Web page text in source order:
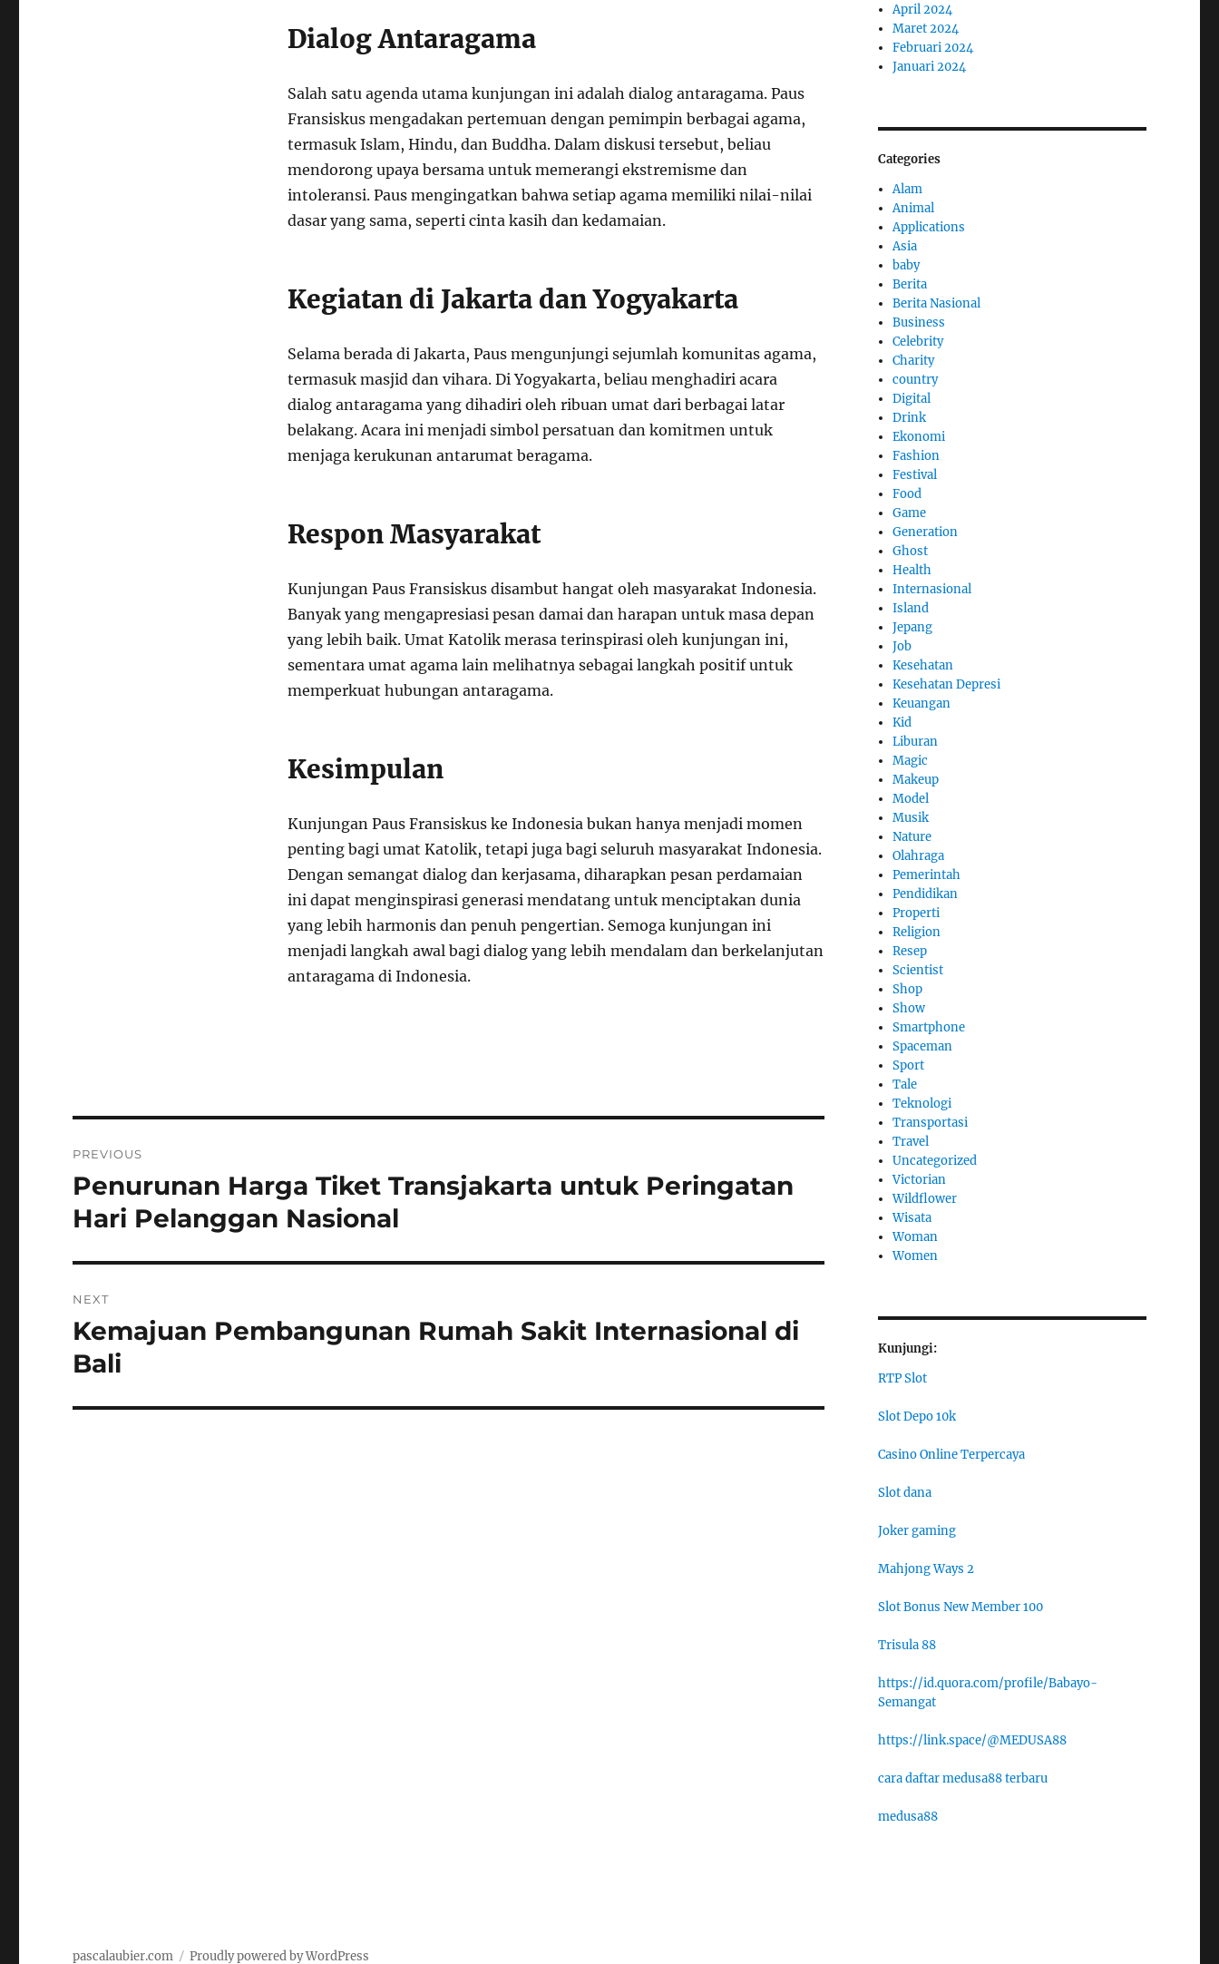
Dialog Antaragama
Salah satu agenda utama kunjungan ini adalah dialog antaragama. Paus
Fransiskus mengadakan pertemuan dengan pemimpin berbagai agama,
termasuk Islam, Hindu, dan Buddha. Dalam diskusi tersebut, beliau
mendorong upaya bersama untuk memerangi ekstremisme dan
intoleransi. Paus mengingatkan bahwa setiap agama memiliki nilai-nilai
dasar yang sama, seperti cinta kasih dan kedamaian.
Kegiatan di Jakarta dan Yogyakarta
Selama berada di Jakarta, Paus mengunjungi sejumlah komunitas agama,
termasuk masjid dan vihara. Di Yogyakarta, beliau menghadiri acara
dialog antaragama yang dihadiri oleh ribuan umat dari berbagai latar
belakang. Acara ini menjadi simbol persatuan dan komitmen untuk
menjaga kerukunan antarumat beragama.
Respon Masyarakat
Kunjungan Paus Fransiskus disambut hangat oleh masyarakat Indonesia.
Banyak yang mengapresiasi pesan damai dan harapan untuk masa depan
yang lebih baik. Umat Katolik merasa terinspirasi oleh kunjungan ini,
sementara umat agama lain melihatnya sebagai langkah positif untuk
memperkuat hubungan antaragama.
Kesimpulan
Kunjungan Paus Fransiskus ke Indonesia bukan hanya menjadi momen
penting bagi umat Katolik, tetapi juga bagi seluruh masyarakat Indonesia.
Dengan semangat dialog dan kerjasama, diharapkan pesan perdamaian
ini dapat menginspirasi generasi mendatang untuk menciptakan dunia
yang lebih harmonis dan penuh pengertian. Semoga kunjungan ini
menjadi langkah awal bagi dialog yang lebih mendalam dan berkelanjutan
antaragama di Indonesia.
pos
PREVIOUS
Previous
post:
Penurunan Harga Tiket Transjakarta untuk Peringatan
Hari Pelanggan Nasional
NEXT
Next
post:
Kemajuan Pembangunan Rumah Sakit Internasional di
Bali
April 2024
Maret 2024
Februari 2024
Januari 2024
Categories
Alam
Animal
Applications
Asia
baby
Berita
Berita Nasional
Business
Celebrity
Charity
country
Digital
Drink
Ekonomi
Fashion
Festival
Food
Game
Generation
Ghost
Health
Internasional
Island
Jepang
Job
Kesehatan
Kesehatan Depresi
Keuangan
Kid
Liburan
Magic
Makeup
Model
Musik
Nature
Olahraga
Pemerintah
Pendidikan
Properti
Religion
Resep
Scientist
Shop
Show
Smartphone
Spaceman
Sport
Tale
Teknologi
Transportasi
Travel
Uncategorized
Victorian
Wildflower
Wisata
Woman
Women
Kunjungi:
RTP Slot
Slot Depo 10k
Casino Online Terpercaya
Slot dana
Joker gaming
Mahjong Ways 2
Slot Bonus New Member 100
Trisula 88
https://id.quora.com/profile/Babayo-
Semangat
https://link.space/@MEDUSA88
cara daftar medusa88 terbaru
medusa88
pascalaubier.com Proudly powered by WordPress